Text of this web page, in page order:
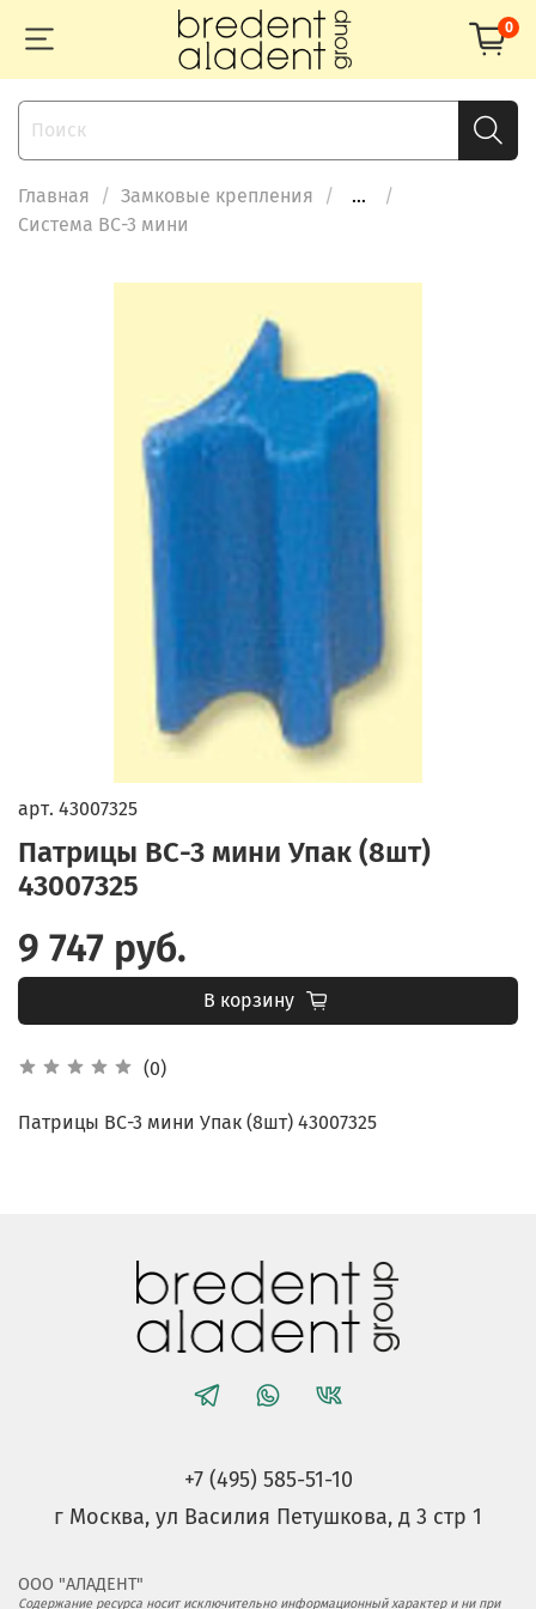
0
Главная Замковые крепления
...
Система ВС-3 мини
арт. 43007325
Патрицы ВС-3 мини Упак (8шт)
43007325
(0)
9 747 руб.
В корзину
Патрицы ВС-3 мини Упак (8шт) 43007325
+7 (495) 585-51-10
г Москва, ул Василия Петушкова, д 3 стр 1
ООО "АЛАДЕНТ"
Содержание ресурса носит исключительно информационный характер и ни при